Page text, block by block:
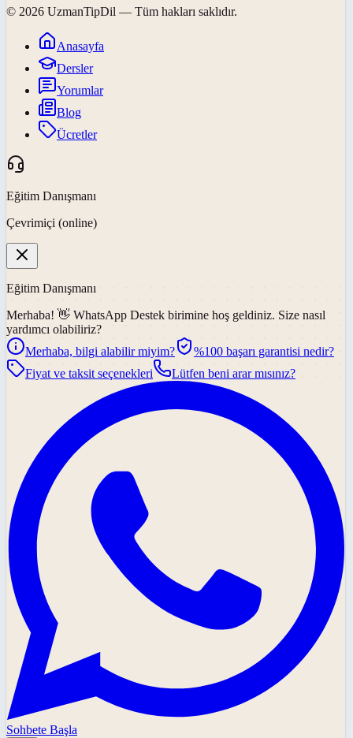
© 2026 UzmanTipDil — Tüm hakları saklıdır.
Anasayfa
Dersler
Yorumlar
Blog
Ücretler
Eğitim Danışmanı
Çevrimiçi (online)
Eğitim Danışmanı
Merhaba! 👋 WhatsApp Destek birimine hoş geldiniz. Size nasıl
yardımcı olabiliriz?
Merhaba, bilgi alabilir miyim?
%100 başarı garantisi nedir?
Fiyat ve taksit seçenekleri
Lütfen beni arar mısınız?
Sohbete Başla